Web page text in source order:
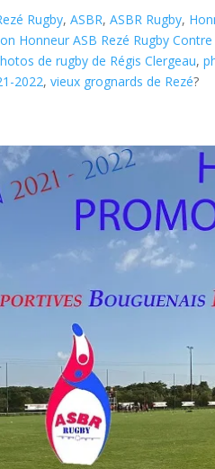
Rugby,ASBR,ASBR Rugby,
Honneur ASB Rezé Rugby Contre
de rugby de Régis Clergeau,
2022,vieux grognards de Rezé?